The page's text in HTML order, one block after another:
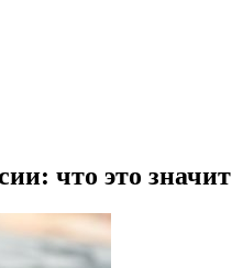
что это значит